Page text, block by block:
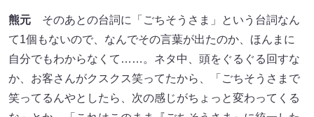
熊元 そのあとの台詞に「ごちそうさま」という台詞なん
て1個もないので、なんでその言葉が出たのか、ほんまに
自分でもわからなくて……。ネタ中、頭をぐるぐる回すな
か、お客さんがクスクス笑ってたから、「ごちそうさまで
笑ってるんやとしたら、次の感じがちょっと変わってくる